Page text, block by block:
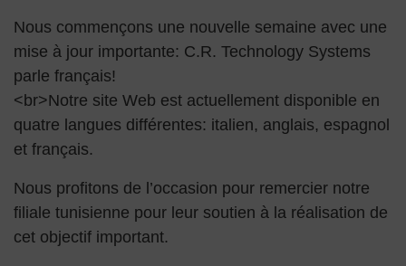
Nous commençons une nouvelle semaine avec une
mise à jour importante: C.R. Technology Systems
parle français!
<br>Notre site Web est actuellement disponible en
quatre langues différentes: italien, anglais, espagnol
et français.
Nous profitons de l’occasion pour remercier notre
filiale tunisienne pour leur soutien à la réalisation de
cet objectif important.